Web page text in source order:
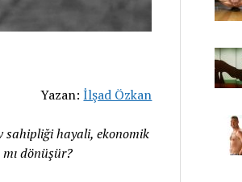
Yazan:İlşad Özkan
sahipliği hayali, ekonomik
dönüşür?